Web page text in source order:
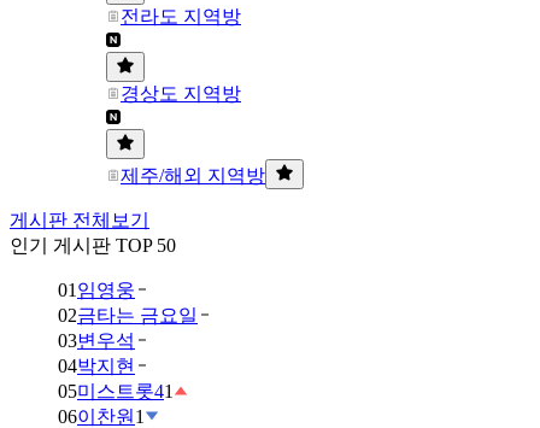
전라도 지역방
경상도 지역방
제주/해외 지역방
게시판 전체보기
인기 게시판 TOP 50
01 임영웅
02금타는 금요일
03변우석
04박지현
05미스트롯41
06이찬원 1